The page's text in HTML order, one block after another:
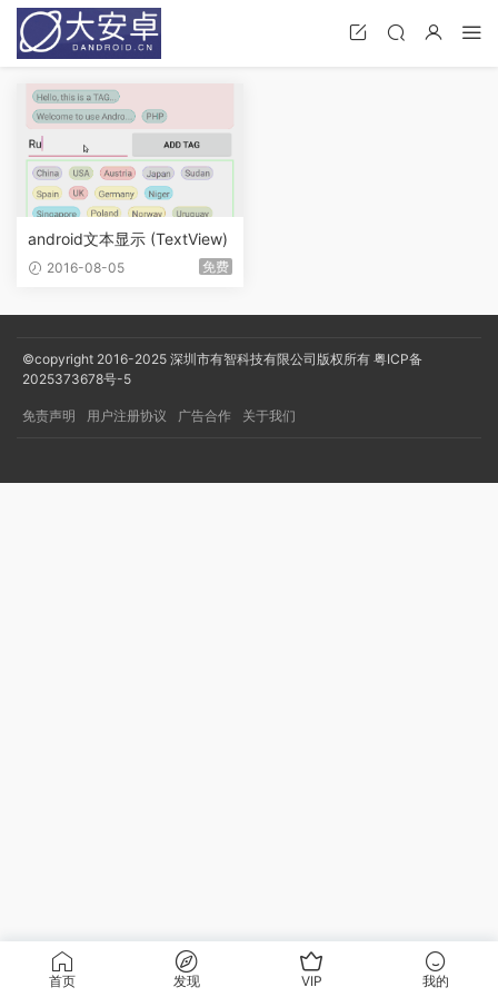
android文本显示 (TextView)
2016-08-05 免费
©copyright 2016-2025 深圳市有智科技有限公司版权所有 粤ICP备
2025373678号-5
免责声明 用户注册协议 广告合作 关于我们
首页 发现 VIP 我的